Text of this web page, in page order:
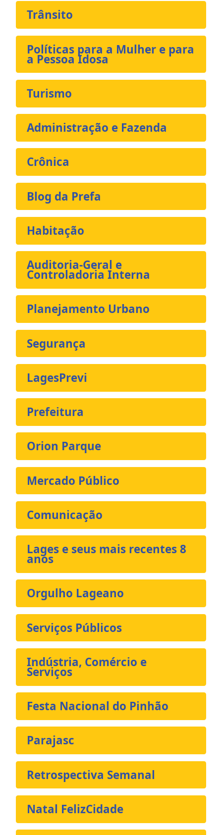
Trânsito
Políticas para a Mulher e para
a Pessoa Idosa
Turismo
Administração e Fazenda
Crônica
Blog da Prefa
Habitação
Auditoria-Geral e
Controladoria Interna
Planejamento Urbano
Segurança
LagesPrevi
Prefeitura
Orion Parque
Mercado Público
Comunicação
Lages e seus mais recentes 8
anos
Orgulho Lageano
Serviços Públicos
Indústria, Comércio e
Serviços
Festa Nacional do Pinhão
Parajasc
Retrospectiva Semanal
Natal FelizCidade